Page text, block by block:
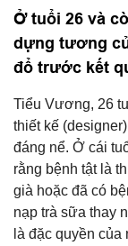
Ở tuổi 26 và
dựng tương
đổ trước kết
Tiểu Vương, 26
thiết kế
đáng nể. Ở cái
rằng bệnh tật là
già hoặc đã có
nạp trà sữa thay
là đặc quyền